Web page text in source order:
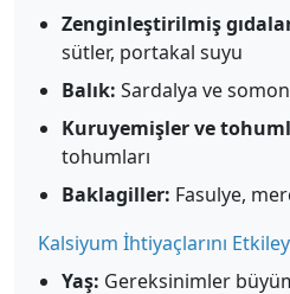
Zenginleştirilmiş
sütler, portakal suyu
Balık: Sardalya ve
Kuruyemişler ve
tohumları
Baklagiller: Fasulye,
Kalsiyum İhtiyaçlarını
Yaş: Gereksinimler